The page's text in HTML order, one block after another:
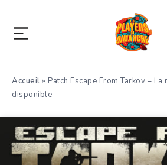
Accueil » Patch Escape From Tarkov –
disponible